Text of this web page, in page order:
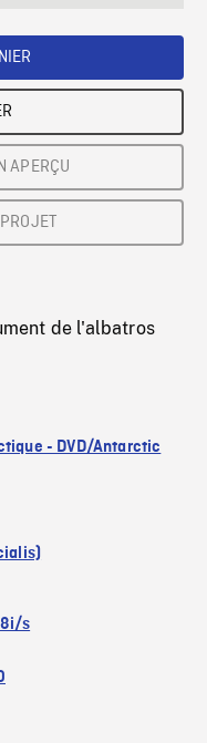
APERÇU
de l'albatros
- DVD/Antarctic
s